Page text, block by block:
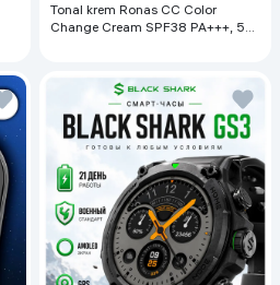
Tonal krem Ronas CC Color
Change Cream SPF38 PA+++, 50